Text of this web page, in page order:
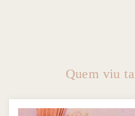
Quem viu